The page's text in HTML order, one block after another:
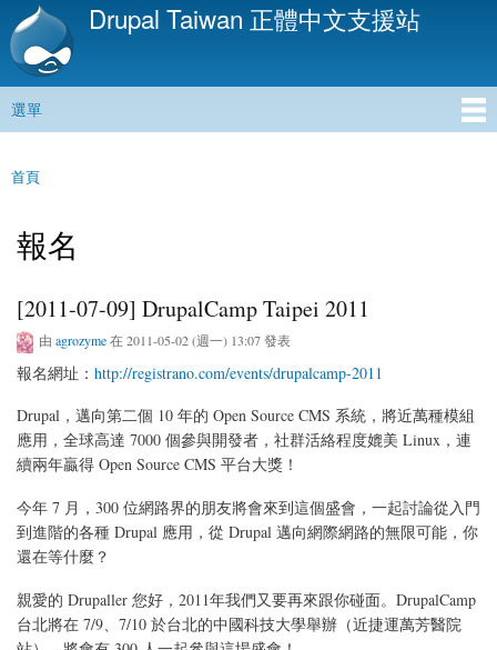
移
內
Drupal Taiwan 正體中文支援站
主選單
選單
您在這裡
首頁
報名
[2011-07-09] DrupalCamp Taipei 2011
由 agrozyme在 2011-05-02 (週一) 13:07 發表
報名網址： http://registrano.com/events/drupalcamp-2011
Drupal，邁向第二個 10 年的 Open Source CMS 系統，將近萬種模組
應用，全球高達 7000 個參與開發者，社群活絡程度媲美 Linux，連
續兩年贏得 Open Source CMS 平台大獎！
今年 7 月，300 位網路界的朋友將會來到這個盛會，一起討論從入門
到進階的各種 Drupal 應用，從 Drupal 邁向網際網路的無限可能，你
還在等什麼？
親愛的 Drupaller 您好，2011年我們又要再來跟你碰面。DrupalCamp
台北將在 7/9、7/10 於台北的中國科技大學舉辦（近捷運萬芳醫院